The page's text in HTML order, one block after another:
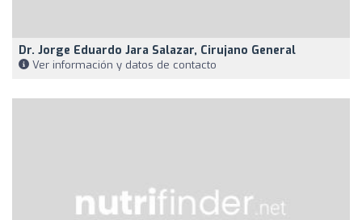
Dr. Jorge Eduardo Jara Salazar, Cirujano General
Ver información y datos de contacto